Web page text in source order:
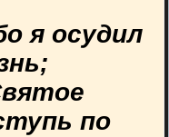
я осудил
по